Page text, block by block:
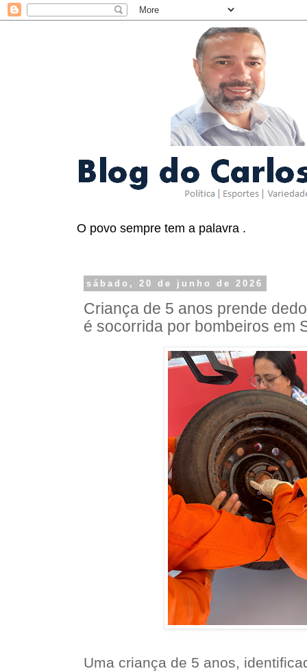
O povo sempre tem a palavra .
sábado, 20 de junho de 2026
Criança de 5 anos prende
é socorrida por bombeiros em
Uma criança de 5 anos,